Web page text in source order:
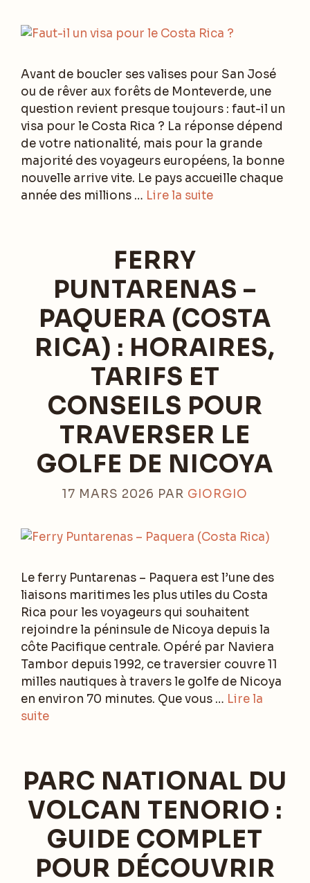
Avant de boucler ses valises pour San José
ou de rêver aux forêts de Monteverde, une
question revient presque toujours : faut-il un
visa pour le Costa Rica ? La réponse dépend
de votre nationalité, mais pour la grande
majorité des voyageurs européens, la bonne
nouvelle arrive vite. Le pays accueille chaque
année des millions … Lire la suite
FERRY
PUNTARENAS –
PAQUERA (COSTA
RICA) : HORAIRES,
TARIFS ET
CONSEILS POUR
TRAVERSER LE
GOLFE DE NICOYA
17 MARS 2026 PAR GIORGIO
Le ferry Puntarenas – Paquera est l’une des
liaisons maritimes les plus utiles du Costa
Rica pour les voyageurs qui souhaitent
rejoindre la péninsule de Nicoya depuis la
côte Pacifique centrale. Opéré par Naviera
Tambor depuis 1992, ce traversier couvre 11
milles nautiques à travers le golfe de Nicoya
en environ 70 minutes. Que vous … Lire la
suite
PARC NATIONAL DU
VOLCAN TENORIO :
GUIDE COMPLET
POUR DÉCOUVRIR